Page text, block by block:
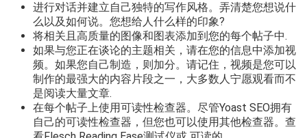
进行对话并建立自己独特的写作风格。弄清楚您想说什
么以及如何说。您想给人什么样的印象?
将相关且高质量的图像和图表添加到您的每个帖子中.
如果与您正在谈论的主题相关，请在您的信息中添加视
频。如果您自己制造，则加分。请记住，视频是您可以
制作的最强大的内容片段之一，大多数人宁愿观看而不
是阅读大量文章.
在每个帖子上使用可读性检查器。尽管Yoast SEO拥有
自己的可读性检查器，但您也可以使用其他检查器。查